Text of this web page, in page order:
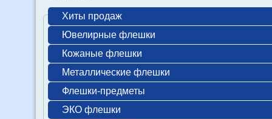
Хиты продаж
Ювелирные флешки
Кожаные флешки
Металлические флешки
Флешки-предметы
ЭКО флешки